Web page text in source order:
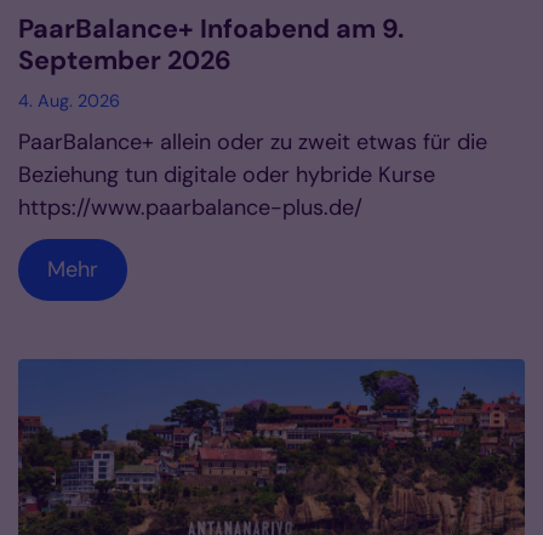
PaarBalance+ Infoabend am 9.
September 2026
4. Aug. 2026
PaarBalance+ allein oder zu zweit etwas für die
Beziehung tun digitale oder hybride Kurse
https://www.paarbalance-plus.de/
Mehr